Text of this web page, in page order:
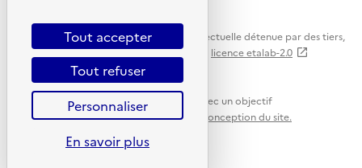
dans
nouvelle
Sauf mention explicite de propriété intellectuelle détenue par des tiers,
les contenus de ce site sont proposés sous licence etalab-2.0
Ce site internet est pensé et développé avec un objectif
d'écoconception.En savoir plus sur l'écoconception du site.
Tout accepter
Tout refuser
Personnaliser
En savoir plus